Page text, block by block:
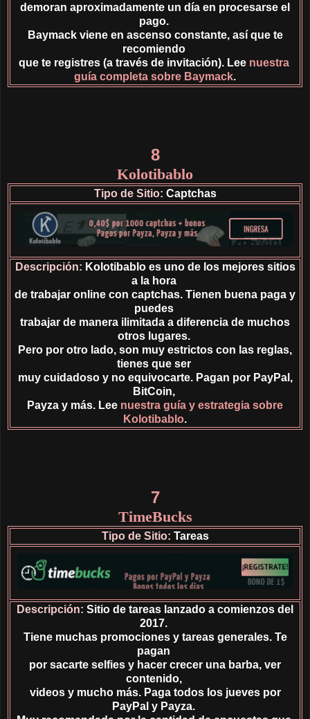
demoran aproximadamente un día en procesarse el
pago.
Baymack viene en ascenso constante, así que te
recomiendo
que te registres (a través de invitación). Lee nuestra
guía completa sobre Baymack.
8
Kolotibablo
Tipo de Sitio: Captchas
Descripción: Kolotibablo es uno de los mejores sitios
a la hora
de trabajar online con captchas. Tienen buena paga y
puedes
trabajar de manera ilimitada a diferencia de muchos
otros lugares.
Pero por otro lado, son muy estrictos con las reglas,
tienes que ser
muy cuidadoso y no equivocarte. Pagan por PayPal,
BitCoin,
Payza y más. Lee nuestra guía y estrategia sobre
Kolotibablo.
7
TimeBucks
Tipo de Sitio: Tareas
Descripción: Sitio de tareas lanzado a comienzos del
2017.
Tiene muchas promociones y tareas generales. Te
pagan
por sacarte selfies y hacer crecer una barba, ver
contenido,
videos y mucho más. Paga todos los jueves por
PayPal y Payza.